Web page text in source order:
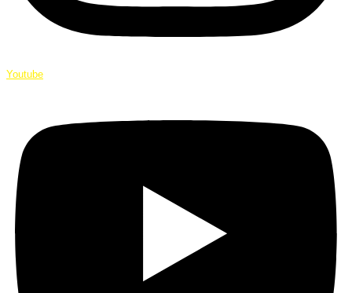
Youtube